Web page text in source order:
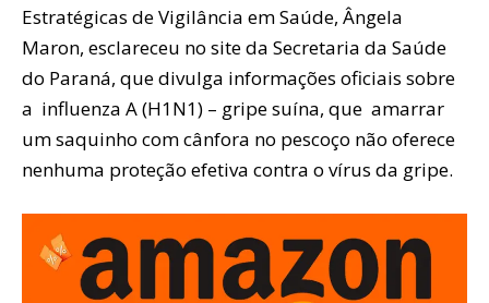
Estratégicas de Vigilância em Saúde, Ângela
Maron, esclareceu no site da Secretaria da Saúde
do Paraná, que divulga informações oficiais sobre
a influenza A (H1N1) – gripe suína, que amarrar
um saquinho com cânfora no pescoço não oferece
nenhuma proteção efetiva contra o vírus da gripe.